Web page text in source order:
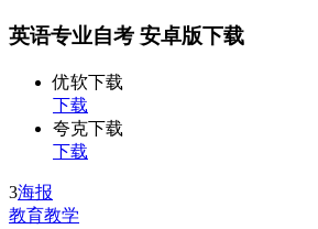
英语专业自考 安卓版下载
优软下载
下载
夸克下载
下载
3海报
教育教学